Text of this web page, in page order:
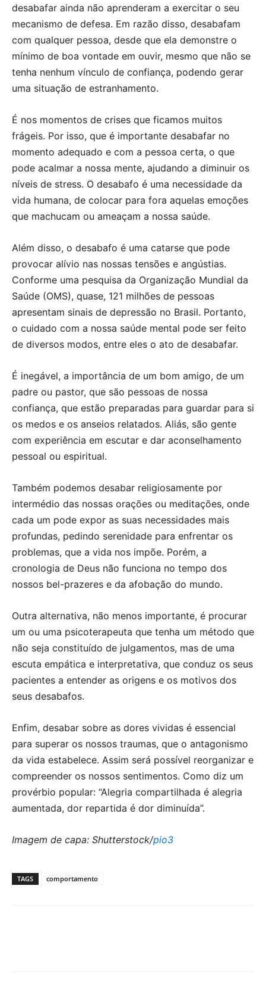
desabafar ainda não aprenderam a exercitar o seu
mecanismo de defesa. Em razão disso, desabafam
com qualquer pessoa, desde que ela demonstre o
mínimo de boa vontade em ouvir, mesmo que não se
tenha nenhum vínculo de confiança, podendo gerar
uma situação de estranhamento.
É nos momentos de crises que ficamos muitos
frágeis. Por isso, que é importante desabafar no
momento adequado e com a pessoa certa, o que
pode acalmar a nossa mente, ajudando a diminuir os
níveis de stress. O desabafo é uma necessidade da
vida humana, de colocar para fora aquelas emoções
que machucam ou ameaçam a nossa saúde.
Além disso, o desabafo é uma catarse que pode
provocar alívio nas nossas tensões e angústias.
Conforme uma pesquisa da Organização Mundial da
Saúde (OMS), quase, 121 milhões de pessoas
apresentam sinais de depressão no Brasil. Portanto,
o cuidado com a nossa saúde mental pode ser feito
de diversos modos, entre eles o ato de desabafar.
É inegável, a importância de um bom amigo, de um
padre ou pastor, que são pessoas de nossa
confiança, que estão preparadas para guardar para si
os medos e os anseios relatados. Aliás, são gente
com experiência em escutar e dar aconselhamento
pessoal ou espiritual.
Também podemos desabar religiosamente por
intermédio das nossas orações ou meditações, onde
cada um pode expor as suas necessidades mais
profundas, pedindo serenidade para enfrentar os
problemas, que a vida nos impõe. Porém, a
cronologia de Deus não funciona no tempo dos
nossos bel-prazeres e da afobação do mundo.
Outra alternativa, não menos importante, é procurar
um ou uma psicoterapeuta que tenha um método que
não seja constituído de julgamentos, mas de uma
escuta empática e interpretativa, que conduz os seus
pacientes a entender as origens e os motivos dos
seus desabafos.
Enfim, desabar sobre as dores vividas é essencial
para superar os nossos traumas, que o antagonismo
da vida estabelece. Assim será possível reorganizar e
compreender os nossos sentimentos. Como diz um
provérbio popular: “Alegria compartilhada é alegria
aumentada, dor repartida é dor diminuída”.
Imagem de capa: Shutterstock/pio3
TAGS comportamento